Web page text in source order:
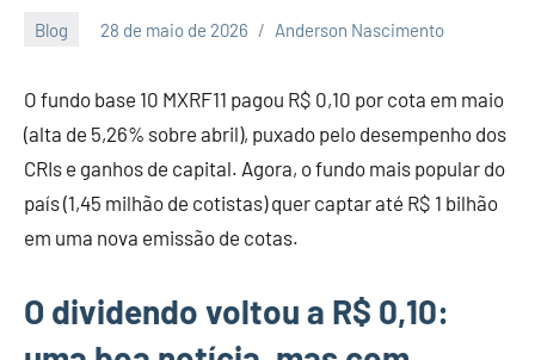
Blog 28 de maio de 2026 Anderson Nascimento
Nenhum
O fundo base 10 MXRF11 pagou R$ 0,10 por cota em maio
(alta de 5,26% sobre abril), puxado pelo desempenho dos
CRIs e ganhos de capital. Agora, o fundo mais popular do
país (1,45 milhão de cotistas) quer captar até R$ 1 bilhão
em uma nova emissão de cotas.
O dividendo voltou a R$ 0,10: